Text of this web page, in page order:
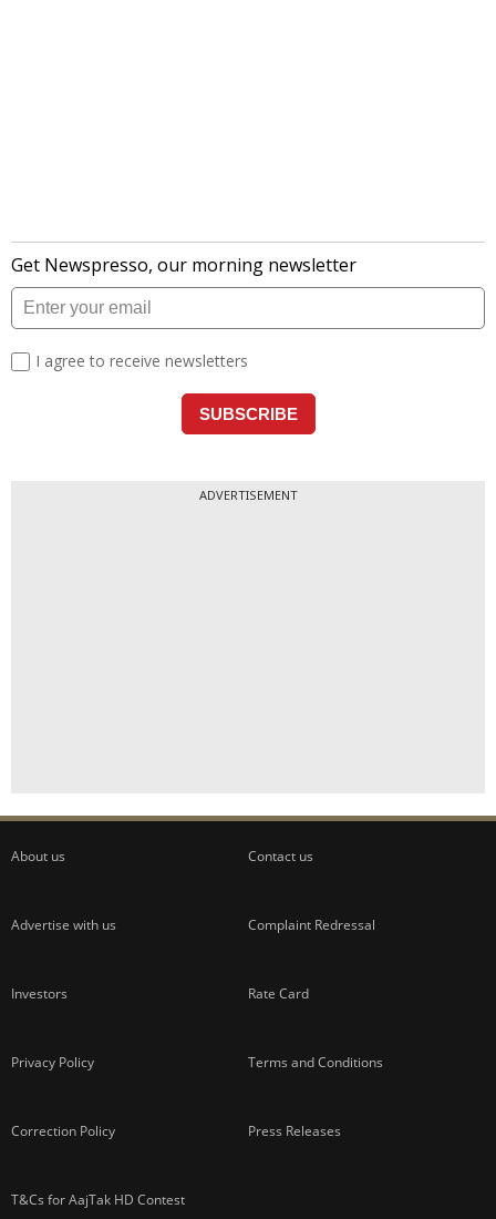
ADVERTISEMENT
About us Contact us
Advertise with us Complaint Redressal
Investors Rate Card
Privacy Policy Terms and Conditions
Correction Policy Press Releases
T&Cs for AajTak HD Contest